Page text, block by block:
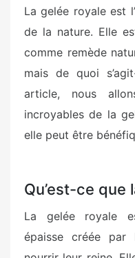
La gelée royale est
de la nature. Elle
comme remède
mais de quoi
article, nous
incroyables de la
elle peut être
Qu’est-ce que
La gelée royale
épaisse créée par